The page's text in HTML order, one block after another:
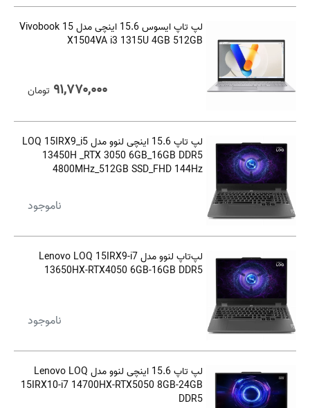
لپ تاپ ایسوس 15.6 اینچی مدل Vivobook 15
X1504VA i3 1315U 4GB 512GB
۹۱,۷۷۰,۰۰۰ تومان
لپ تاپ 15.6 اینچی لنوو مدل LOQ 15IRX9_i5
13450H _RTX 3050 6GB_16GB DDR5
4800MHz_512GB SSD_FHD 144Hz
ناموجود
لپ‌تاپ لنوو مدل Lenovo LOQ 15IRX9-i7
13650HX-RTX4050 6GB-16GB DDR5
ناموجود
لپ تاپ 15.6 اینچی لنوو مدل Lenovo LOQ
15IRX10-i7 14700HX-RTX5050 8GB-24GB
DDR5